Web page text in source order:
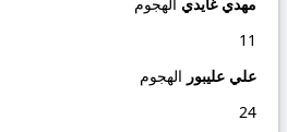
11
علي عليبور الهجوم
24